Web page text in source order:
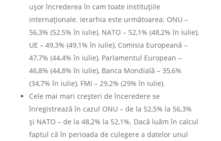
uşor încrederea în cam toate instituţiile
internaţionale. Ierarhia este următoarea: ONU –
56,3% (52,5% în iulie), NATO – 52,1% (48,2% în iulie),
UE – 49,3% (49,1% în iulie), Comisia Europeană –
47,7% (44,4% în iulie), Parlamentul European –
46,8% (44,8% în iulie), Banca Mondială – 35,6%
(34,7% în iulie), FMI – 29,2% (29% în iulie).
Cele mai mari creşteri de înceredere se
înregistrează în cazul ONU – de la 52,5% la 56,3%
şi NATO – de la 48,2% la 52,1%. Dacă luăm în calcul
faptul că în perioada de culegere a datelor unul